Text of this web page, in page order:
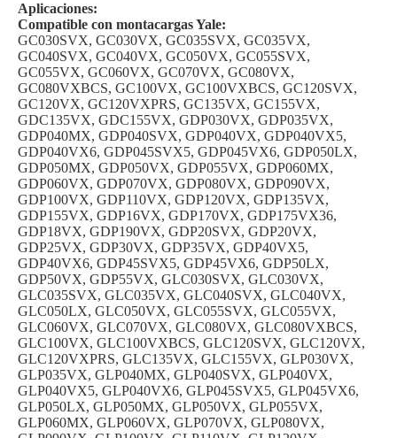
Aplicaciones:
Compatible con montacargas Yale:
GC030SVX, GC030VX, GC035SVX, GC035VX,
GC040SVX, GC040VX, GC050VX, GC055SVX,
GC055VX, GC060VX, GC070VX, GC080VX,
GC080VXBCS, GC100VX, GC100VXBCS, GC120SVX,
GC120VX, GC120VXPRS, GC135VX, GC155VX,
GDC135VX, GDC155VX, GDP030VX, GDP035VX,
GDP040MX, GDP040SVX, GDP040VX, GDP040VX5,
GDP040VX6, GDP045SVX5, GDP045VX6, GDP050LX,
GDP050MX, GDP050VX, GDP055VX, GDP060MX,
GDP060VX, GDP070VX, GDP080VX, GDP090VX,
GDP100VX, GDP110VX, GDP120VX, GDP135VX,
GDP155VX, GDP16VX, GDP170VX, GDP175VX36,
GDP18VX, GDP190VX, GDP20SVX, GDP20VX,
GDP25VX, GDP30VX, GDP35VX, GDP40VX5,
GDP40VX6, GDP45SVX5, GDP45VX6, GDP50LX,
GDP50VX, GDP55VX, GLC030SVX, GLC030VX,
GLC035SVX, GLC035VX, GLC040SVX, GLC040VX,
GLC050LX, GLC050VX, GLC055SVX, GLC055VX,
GLC060VX, GLC070VX, GLC080VX, GLC080VXBCS,
GLC100VX, GLC100VXBCS, GLC120SVX, GLC120VX,
GLC120VXPRS, GLC135VX, GLC155VX, GLP030VX,
GLP035VX, GLP040MX, GLP040SVX, GLP040VX,
GLP040VX5, GLP040VX6, GLP045SVX5, GLP045VX6,
GLP050LX, GLP050MX, GLP050VX, GLP055VX,
GLP060MX, GLP060VX, GLP070VX, GLP080VX,